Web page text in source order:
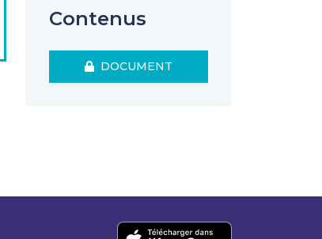
Contenus
DOCUMENT